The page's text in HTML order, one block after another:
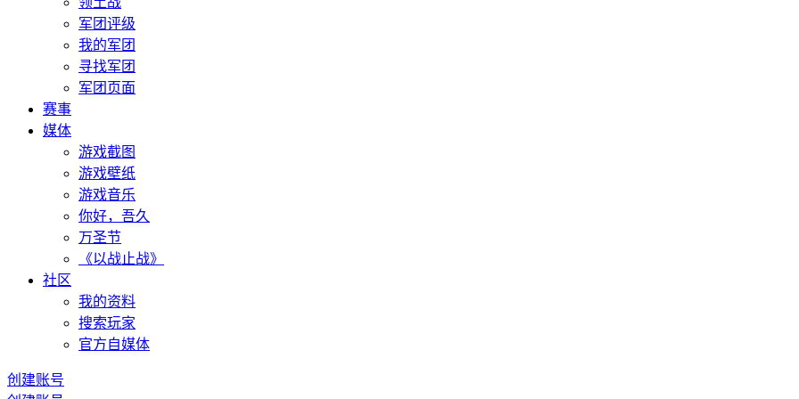
军团评级
我的军团
寻找军团
军团页面
赛事
媒体
游戏截图
游戏壁纸
游戏音乐
你好，吾久
万圣节
《以战止战》
社区
我的资料
搜索玩家
官方自媒体
创建账号